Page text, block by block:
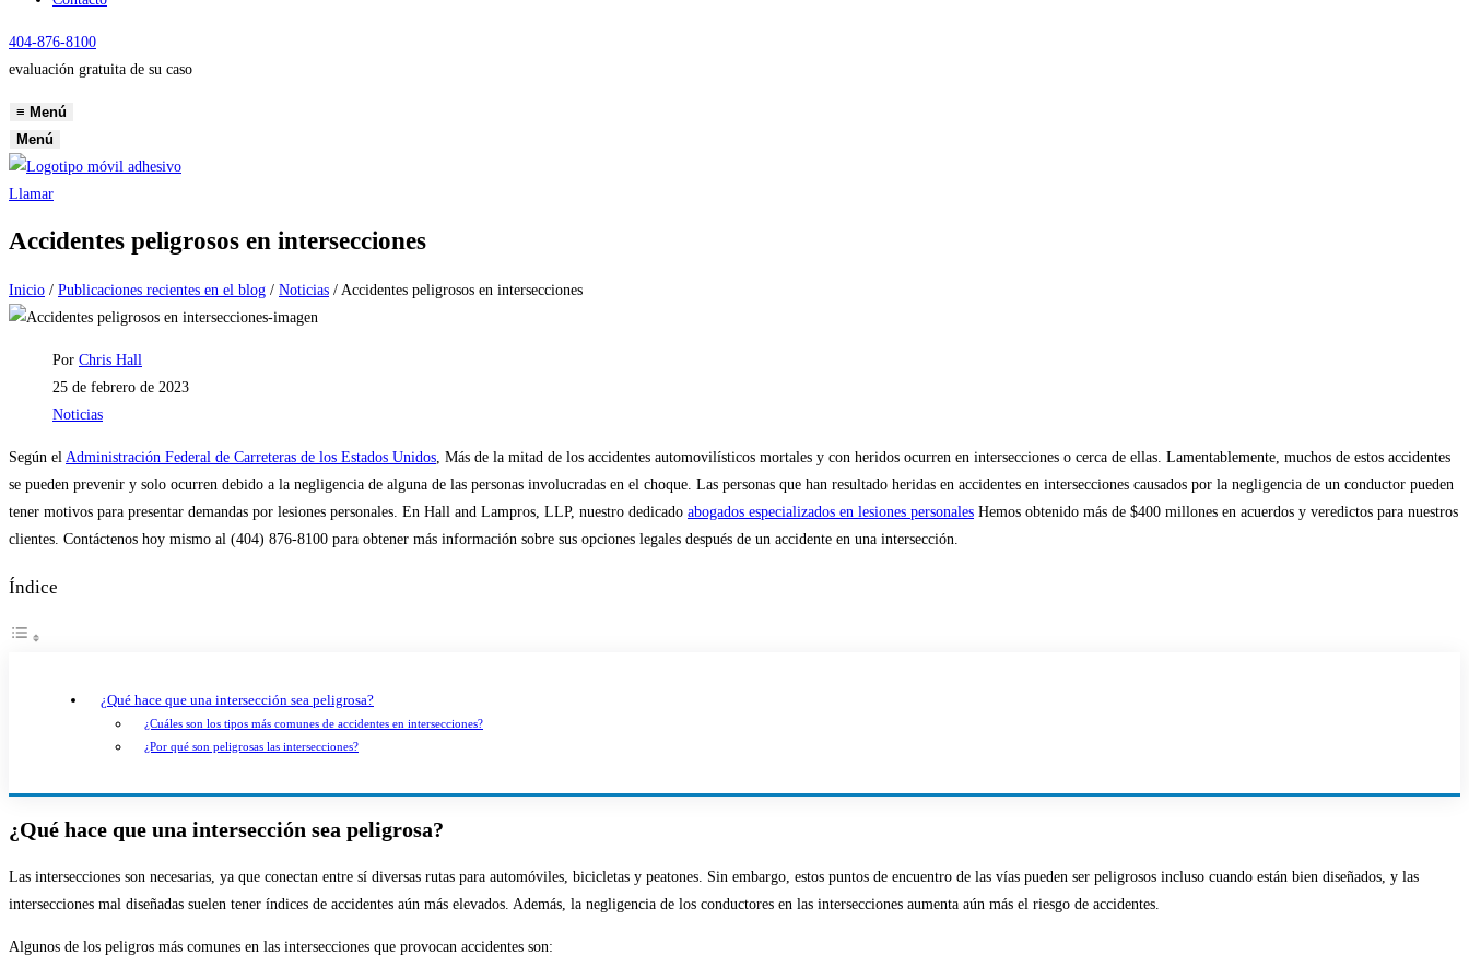
404-876-8100
evaluación gratuita de su caso
≡ Menú
Menú
Llamar
Accidentes peligrosos en intersecciones
Inicio / Publicaciones recientes en el blog / Noticias / Accidentes peligrosos en intersecciones
Autor
de
la
Por Chris Hall
Publicación
de
entrada:
25 de febrero de 2023
Categoría
entrada:
Noticias
Según el Administración Federal de Carreteras de los Estados Unidos , Más de la mitad de los accidentes automovilísticos mortales y con heridos ocurren en intersecciones o cerca de ellas. Lamentablemente, muchos de estos accidentes
se pueden prevenir y solo ocurren debido a la negligencia de alguna de las personas involucradas en el choque. Las personas que han resultado heridas en accidentes en intersecciones causados por la negligencia de un conductor pueden
tener motivos para presentar demandas por lesiones personales. En Hall and Lampros, LLP, nuestro dedicado abogados especializados en lesiones personales Hemos obtenido más de $400 millones en acuerdos y veredictos para nuestros
clientes. Contáctenos hoy mismo al (404) 876-8100 para obtener más información sobre sus opciones legales después de un accidente en una intersección.
Índice
¿Qué hace que una intersección sea peligrosa?
¿Cuáles son los tipos más comunes de accidentes en intersecciones?
¿Por qué son peligrosas las intersecciones?
¿Qué hace que una intersección sea peligrosa?
Las intersecciones son necesarias, ya que conectan entre sí diversas rutas para automóviles, bicicletas y peatones. Sin embargo, estos puntos de encuentro de las vías pueden ser peligrosos incluso cuando están bien diseñados, y las
intersecciones mal diseñadas suelen tener índices de accidentes aún más elevados. Además, la negligencia de los conductores en las intersecciones aumenta aún más el riesgo de accidentes.
Algunos de los peligros más comunes en las intersecciones que provocan accidentes son: